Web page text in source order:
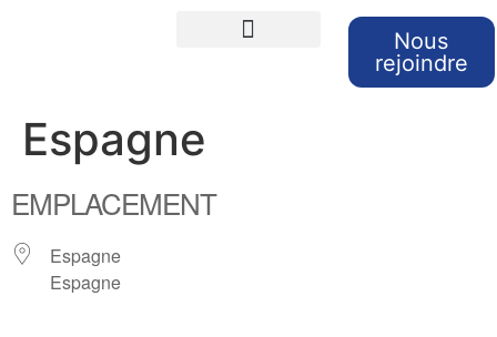
Nous
rejoindre
Espagne
EMPLACEMENT
Espagne
Espagne